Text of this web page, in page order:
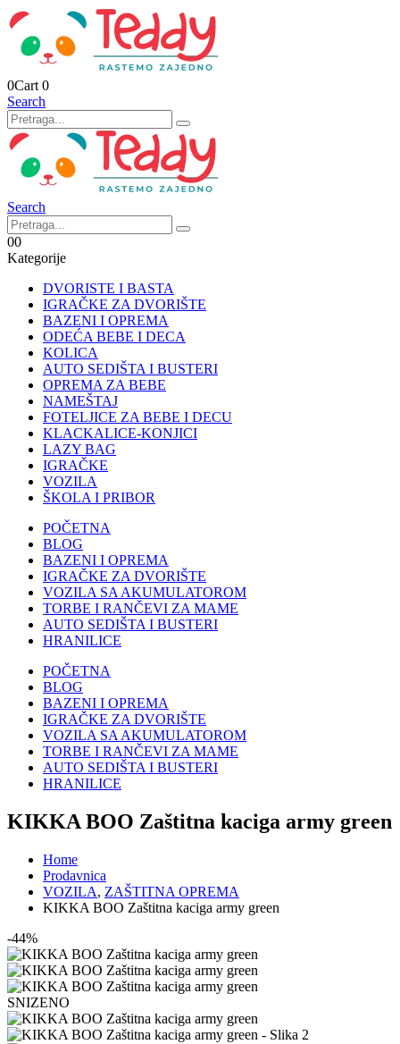
0Cart 0
Search
Search
00
Kategorije
DVORISTE I BASTA
IGRAČKE ZA DVORIŠTE
BAZENI I OPREMA
ODEĆA BEBE I DECA
KOLICA
AUTO SEDIŠTA I BUSTERI
OPREMA ZA BEBE
NAMEŠTAJ
FOTELJICE ZA BEBE I DECU
KLACKALICE-KONJICI
LAZY BAG
IGRAČKE
VOZILA
ŠKOLA I PRIBOR
POČETNA
BLOG
BAZENI I OPREMA
IGRAČKE ZA DVORIŠTE
VOZILA SA AKUMULATOROM
TORBE I RANČEVI ZA MAME
AUTO SEDIŠTA I BUSTERI
HRANILICE
POČETNA
BLOG
BAZENI I OPREMA
IGRAČKE ZA DVORIŠTE
VOZILA SA AKUMULATOROM
TORBE I RANČEVI ZA MAME
AUTO SEDIŠTA I BUSTERI
HRANILICE
KIKKA BOO Zaštitna kaciga army green
Home
Prodavnica
VOZILA, ZAŠTITNA OPREMA
KIKKA BOO Zaštitna kaciga army green
-44%
SNIZENO